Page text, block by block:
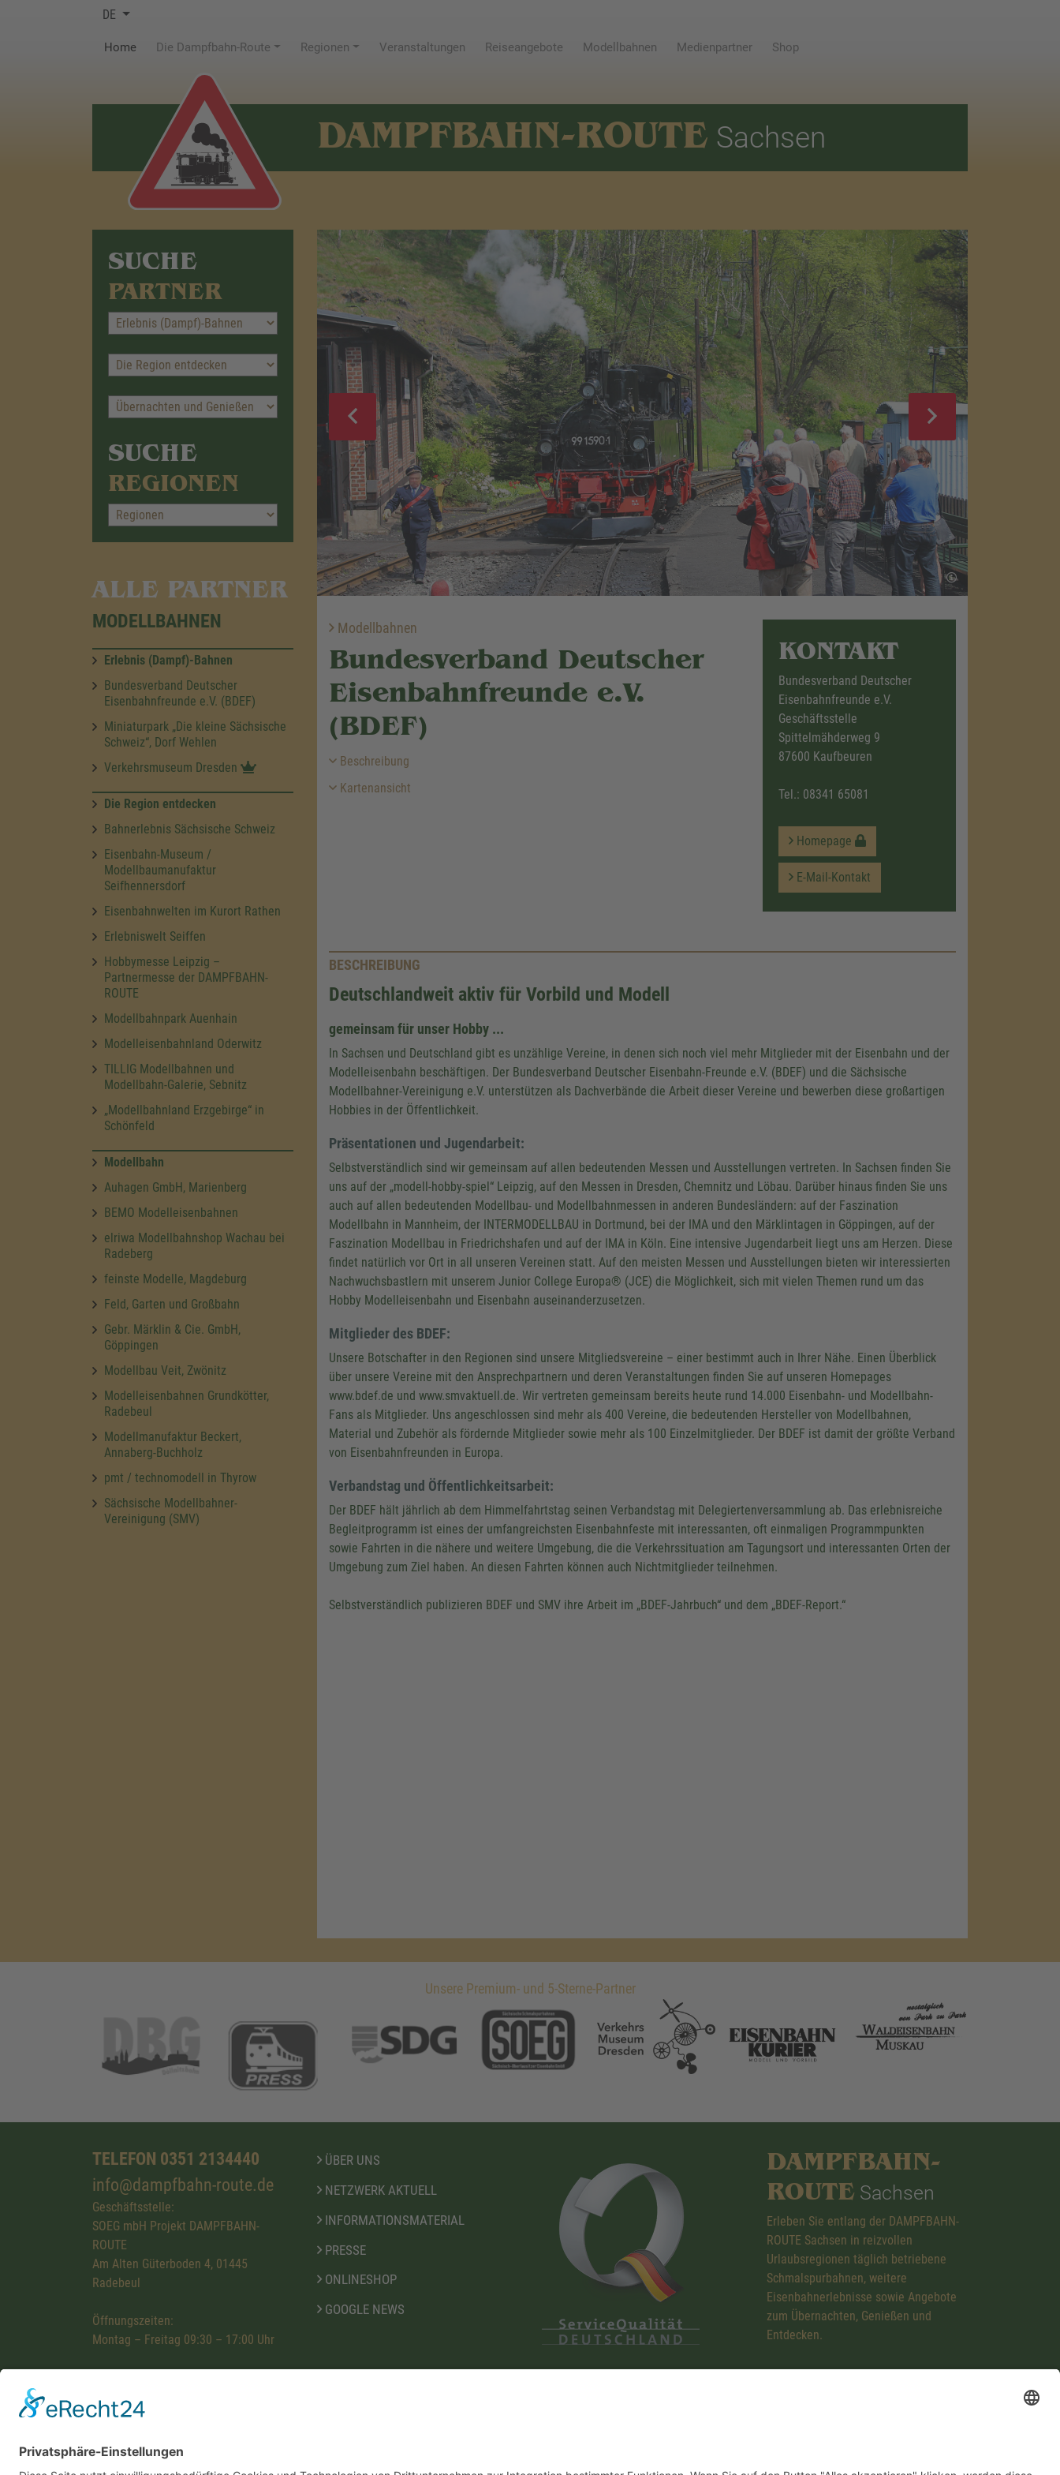
DE
Home(current)Die Dampfbahn-Route Regionen Veranstaltungen Reiseangebote Modellbahnen Medienpartner Shop
DAMPFBAHN-ROUTE Sachsen
SUCHE
PARTNER
SUCHE
REGIONEN
ALLE PARTNER
MODELLBAHNEN
Erlebnis (Dampf)-Bahnen
Bundesverband Deutscher
Eisenbahnfreunde e.V. (BDEF)
Miniaturpark „Die kleine Sächsische
Schweiz“, Dorf Wehlen
Verkehrsmuseum Dresden
Die Region entdecken
Bahnerlebnis Sächsische Schweiz
Eisenbahn-Museum /
Modellbaumanufaktur
Seifhennersdorf
Eisenbahnwelten im Kurort Rathen
Erlebniswelt Seiffen
Hobbymesse Leipzig –
Partnermesse der DAMPFBAHN-
ROUTE
Modellbahnpark Auenhain
Modelleisenbahnland Oderwitz
TILLIG Modellbahnen und
Modellbahn-Galerie, Sebnitz
„Modellbahnland Erzgebirge“ in
Schönfeld
Modellbahn
Auhagen GmbH, Marienberg
BEMO Modelleisenbahnen
elriwa Modellbahnshop Wachau bei
Radeberg
feinste Modelle, Magdeburg
Feld, Garten und Großbahn
Gebr. Märklin & Cie. GmbH,
Göppingen
Modellbau Veit, Zwönitz
Modelleisenbahnen Grundkötter,
Radebeul
Modellmanufaktur Beckert,
Annaberg-Buchholz
pmt / technomodell in Thyrow
Sächsische Modellbahner-
Vereinigung (SMV)
Modellbahnen
Bundesverband Deutscher
Eisenbahnfreunde e.V.
(BDEF)
Beschreibung
Kartenansicht
KONTAKT
Bundesverband Deutscher
Eisenbahnfreunde e.V.
Geschäftsstelle
Spittelmähderweg 9
87600 Kaufbeuren
Tel.: 08341 65081
Homepage
E-Mail-Kontakt
BESCHREIBUNG
Deutschlandweit aktiv für Vorbild und Modell
gemeinsam für unser Hobby ...
In Sachsen und Deutschland gibt es unzählige Vereine, in denen sich noch viel mehr Mitglieder mit der Eisenbahn und der
Modelleisenbahn beschäftigen. Der Bundesverband Deutscher Eisenbahn-Freunde e.V. (BDEF) und die Sächsische
Modellbahner-Vereinigung e.V. unterstützen als Dachverbände die Arbeit dieser Vereine und bewerben diese großartigen
Hobbies in der Öffentlichkeit.
Präsentationen und Jugendarbeit:
Selbstverständlich sind wir gemeinsam auf allen bedeutenden Messen und Ausstellungen vertreten. In Sachsen finden Sie
uns auf der „modell-hobby-spiel“ Leipzig, auf den Messen in Dresden, Chemnitz und Löbau. Darüber hinaus finden Sie uns
auch auf allen bedeutenden Modellbau- und Modellbahnmessen in anderen Bundesländern: auf der Faszination
Modellbahn in Mannheim, der INTERMODELLBAU in Dortmund, bei der IMA und den Märklintagen in Göppingen, auf der
Faszination Modellbau in Friedrichshafen und auf der IMA in Köln. Eine intensive Jugendarbeit liegt uns am Herzen. Diese
findet natürlich vor Ort in all unseren Vereinen statt. Auf den meisten Messen und Ausstellungen bieten wir interessierten
Nachwuchsbastlern mit unserem Junior College Europa® (JCE) die Möglichkeit, sich mit vielen Themen rund um das
Hobby Modelleisenbahn und Eisenbahn auseinanderzusetzen.
Mitglieder des BDEF:
Unsere Botschafter in den Regionen sind unsere Mitgliedsvereine – einer bestimmt auch in Ihrer Nähe. Einen Überblick
über unsere Vereine mit den Ansprechpartnern und deren Veranstaltungen finden Sie auf unseren Homepages
www.bdef.de und www.smvaktuell.de. Wir vertreten gemeinsam bereits heute rund 14.000 Eisenbahn- und Modellbahn-
Fans als Mitglieder. Uns angeschlossen sind mehr als 400 Vereine, die bedeutenden Hersteller von Modellbahnen,
Material und Zubehör als fördernde Mitglieder sowie mehr als 100 Einzelmitglieder. Der BDEF ist damit der größte Verband
von Eisenbahnfreunden in Europa.
Verbandstag und Öffentlichkeitsarbeit:
Der BDEF hält jährlich ab dem Himmelfahrtstag seinen Verbandstag mit Delegiertenversammlung ab. Das erlebnisreiche
Begleitprogramm ist eines der umfangreichsten Eisenbahnfeste mit interessanten, oft einmaligen Programmpunkten
sowie Fahrten in die nähere und weitere Umgebung, die die Verkehrssituation am Tagungsort und interessanten Orten der
Umgebung zum Ziel haben. An diesen Fahrten können auch Nichtmitglieder teilnehmen.
Selbstverständlich publizieren BDEF und SMV ihre Arbeit im „BDEF-Jahrbuch“ und dem „BDEF-Report.“
den Google Maps-Service zu laden!
Wir verwenden einen Service eines
Drittanbieters, um Karteninhalte einzubetten.
Dieser Service kann Daten zu Ihren Aktivitäten
sammeln. Bitte lesen Sie die Details durch und
Mehr Informationen
Akzeptieren
Platform &eRecht24
Unsere Premium- und 5-Sterne-Partner
TELEFON 0351 2134440
info@dampfbahn-route.de
Geschäftsstelle:
SOEG mbH Projekt DAMPFBAHN-
ROUTE
Am Alten Güterboden 4, 01445
Radebeul
Öffnungszeiten:
Montag – Freitag 09:30 – 17:00 Uhr
ÜBER UNS
NETZWERK AKTUELL
INFORMATIONSMATERIAL
PRESSE
ONLINESHOP
GOOGLE NEWS
DAMPFBAHN-
ROUTE Sachsen
Erleben Sie entlang der DAMPFBAHN-
ROUTE Sachsen in reizvollen
Urlaubsregionen täglich betriebene
Schmalspurbahnen, weitere
Eisenbahnerlebnisse sowie Angebote
zum Übernachten, Genießen und
Entdecken.